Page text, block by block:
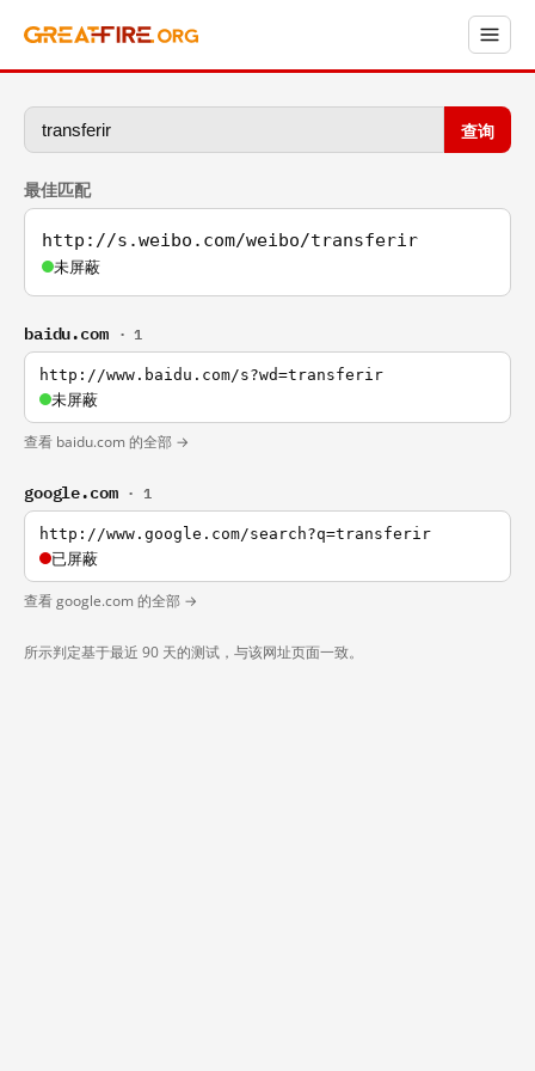
查询
最佳匹配
http://s.weibo.com/weibo/transferir
未屏蔽
baidu.com · 1
http://www.baidu.com/s?wd=transferir
未屏蔽
查看 baidu.com 的全部 →
google.com · 1
http://www.google.com/search?q=transferir
已屏蔽
查看 google.com 的全部 →
所示判定基于最近 90 天的测试，与该网址页面一致。